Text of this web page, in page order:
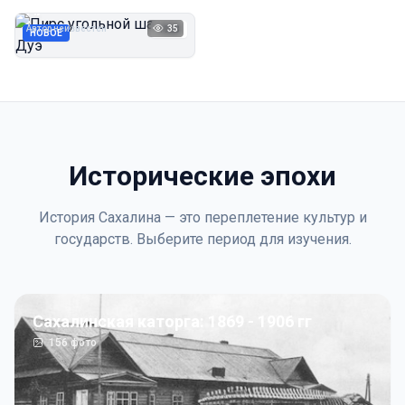
НОВОЕ 1923
Автор неизвестен 35
Исторические эпохи
История Сахалина — это переплетение культур и
государств. Выберите период для изучения.
Сахалинская каторга: 1869 - 1906 гг
156фото